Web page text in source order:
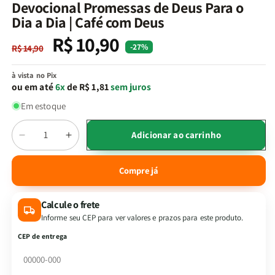
janela
modal
Devocional Promessas de Deus Para o
Dia a Dia | Café com Deus
Preço
normal
R$ 14,90
Preço
promocional
R$ 10,90 -27%
à vista no Pix
ou em até6xde R$ 1,81sem juros
Em estoque
Quantidade
Diminuir
a
Devocional
Promessas
de
Deus
o
Aumentar
a
quantidade
Devocional
Promessas
de
Adicionar ao carrinho
Compre já
Calcule o frete
Informe seu CEP para ver valores e prazos para este produto.
CEP de entrega